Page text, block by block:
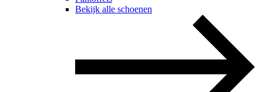
Bekijk alle schoenen